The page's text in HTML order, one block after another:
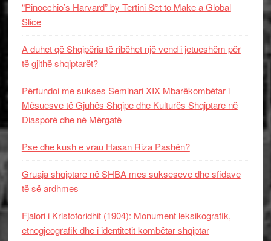
“Pinocchio’s Harvard” by Tertini Set to Make a Global
Slice
A duhet që Shqipëria të ribëhet një vend i jetueshëm për
të gjithë shqiptarët?
Përfundoi me sukses Seminari XIX Mbarëkombëtar i
Mësuesve të Gjuhës Shqipe dhe Kulturës Shqiptare në
Diasporë dhe në Mërgatë
Pse dhe kush e vrau Hasan Riza Pashën?
Gruaja shqiptare në SHBA mes sukseseve dhe sfidave
të së ardhmes
Fjalori i Kristoforidhit (1904): Monument leksikografik,
etnogjeografik dhe i identitetit kombëtar shqiptar